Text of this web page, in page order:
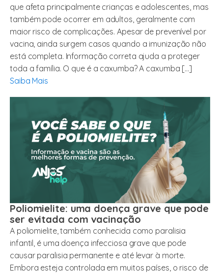
que afeta principalmente crianças e adolescentes, mas
também pode ocorrer em adultos, geralmente com
maior risco de complicações. Apesar de prevenível por
vacina, ainda surgem casos quando a imunização não
está completa. Informação correta ajuda a proteger
toda a família. O que é a caxumba? A caxumba […]
Saiba Mais
Poliomielite: uma doença grave que pode
ser evitada com vacinação
A poliomielite, também conhecida como paralisia
infantil, é uma doença infecciosa grave que pode
causar paralisia permanente e até levar à morte.
Embora esteja controlada em muitos países, o risco de